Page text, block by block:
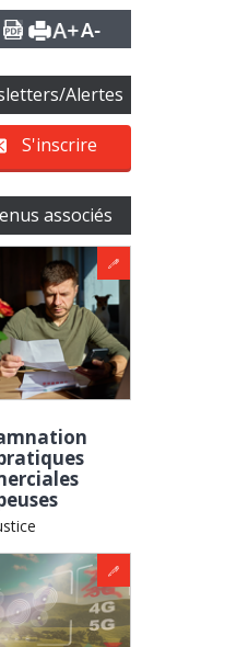
Alertes
S'inscrire
associés